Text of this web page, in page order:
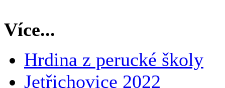
Více...
Hrdina z perucké školy
Jetřichovice 2022